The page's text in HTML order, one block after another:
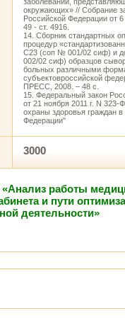
окружающих» // Собрание
Российской Федерации от
49 - ст. 4916.
14. Сборник стандартных
процедур
С23 (соп № 001/02 сиф) и
002/02 сиф) образцов
больных различными
субъектовроссийской
ПРЕСС, 2008. – 48 с.
15. Федеральный закон
от 21 ноября 2011 г. N
охраны здоровья граждан в
Федерации"
3000
«Анализ работы
и пути
деятельности»